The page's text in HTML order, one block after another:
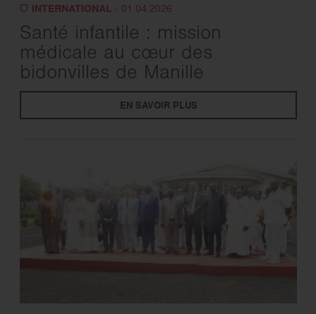
INTERNATIONAL - 01.04.2026
Santé infantile : mission
médicale au cœur des
bidonvilles de Manille
EN SAVOIR PLUS